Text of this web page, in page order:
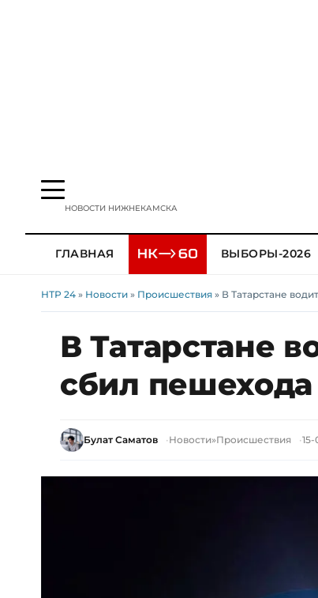
НОВОСТИ НИЖНЕКАМСКА
ГЛАВНАЯ ВЫБОРЫ-2026
НТР 24 » Новости » Происшествия » В Татарстане
В Татарстане
сбил пешехода
Булат Саматов Новости»Происшествия